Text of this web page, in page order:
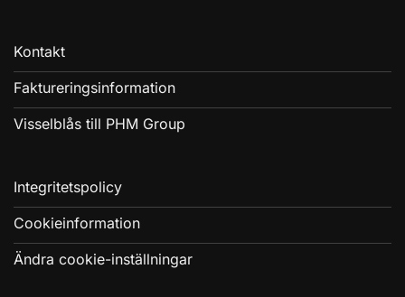
Kontakt
Faktureringsinformation
Visselblås till PHM Group
Integritetspolicy
Cookieinformation
Ändra cookie-inställningar